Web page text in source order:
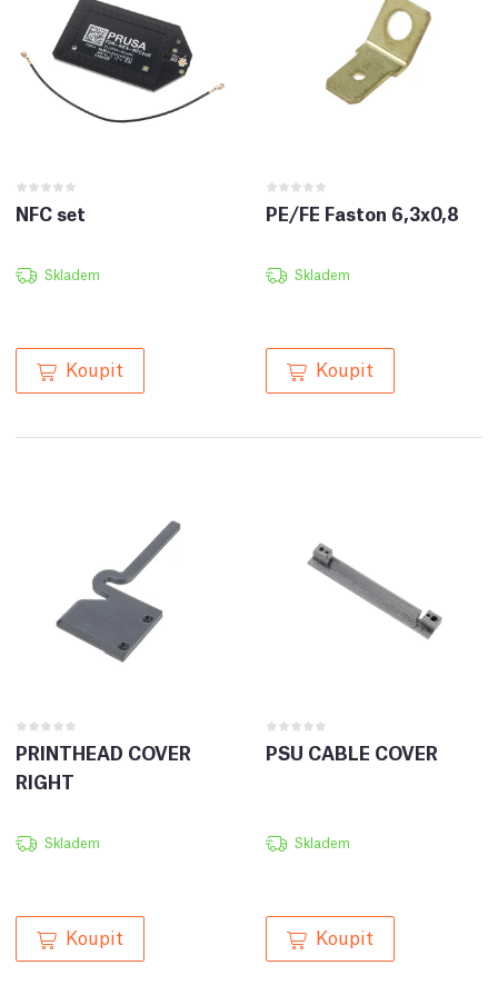
NFC set
Skladem
Koupit
PE/FE Faston 6,3x0,8
Skladem
Koupit
PRINTHEAD COVER
RIGHT
Skladem
Koupit
PSU CABLE COVER
Skladem
Koupit